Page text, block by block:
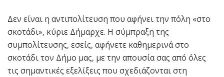
Δεν είναι η αντιπολίτευση που αφήνει την πόλη «στο
σκοτάδι», κύριε Δήμαρχε. Η σύμπραξη της
συμπολίτευσης, εσείς, αφήνετε καθημερινά στο
σκοτάδι τον Δήμο μας, με την απουσία σας από όλες
τις σημαντικές εξελίξεις που σχεδιάζονται στη